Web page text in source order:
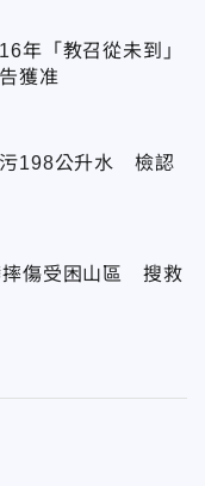
年「教召從未到」
獲准
污198公升水 檢認
摔傷受困山區 搜救